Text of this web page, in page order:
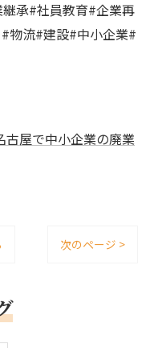
承#社員教育#企業再
物流#建設#中小企業#
古屋で中小企業の廃業
次のページ >